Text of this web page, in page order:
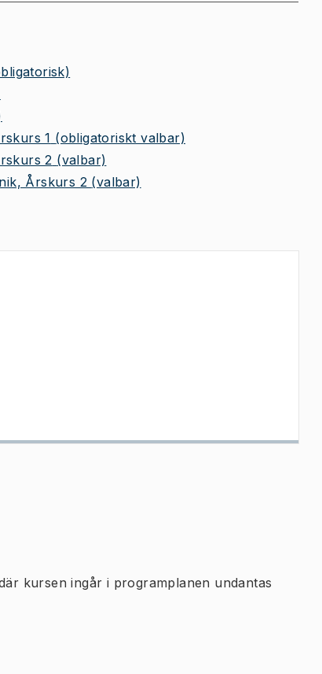
1 (obligatoriskt valbar)
2 (valbar)
Årskurs 2 (valbar)
kursen ingår i programplanen undantas